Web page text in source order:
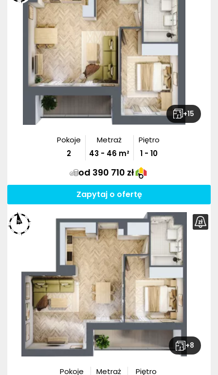
+15
Pokoje
2
Metraż
43- 46 m²
Piętro
1 - 10
od 390 710 zł
Zapytaj o ofertę
+8
Pokoje Metraż Piętro